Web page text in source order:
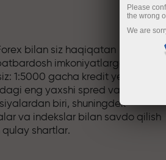
bilan siz haqiqatan
imkoniyatlarga ega
1:5000 gacha kredit yelkasi,
eng yaxshi spred va
biri, shuningdek
va indekslar bilan savdo qilish
qulay shartlar.
Please
the wrong
We are